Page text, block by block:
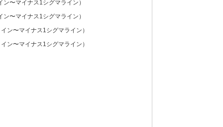
〜マイナス1シグマライン）
〜マイナス1シグマライン）
ン〜マイナス1シグマライン）
ン〜マイナス1シグマライン）